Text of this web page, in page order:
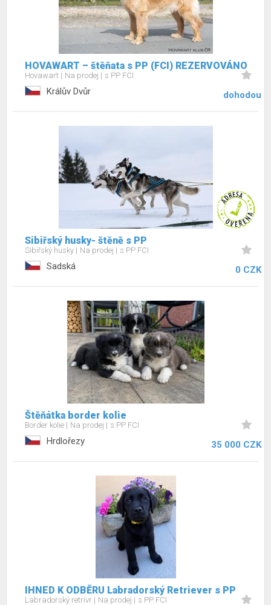
HOVAWART – štěňata s PP (FCI) REZERVOVÁNO
Hovawart Na prodej s PP FCI
Králův Dvůr dohodou
Sibiřský husky- štěně s PP
Sibiřský husky Na prodej s PP FCI
Sadská 0 CZK
Štěňátka border kolie
Border kolie Na prodej s PP FCI
Hrdlořezy 35 000 CZK
IHNED K ODBĚRU Labradorský Retriever s PP
Labradorský retrívr Na prodej s PP FCI